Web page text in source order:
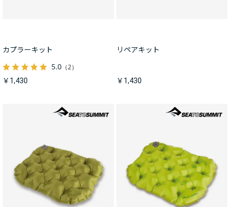
カプラーキット
5.0 （2）
￥1,430
リペアキット
￥1,430